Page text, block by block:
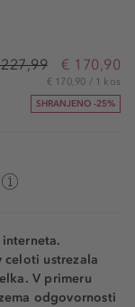
€ 170,90
€ 170,90 / 1 kos
SHRANJENO -25%
ustrezala
V primeru
odgovornosti